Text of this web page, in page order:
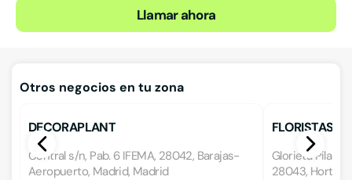
Llamar ahora
Otros negocios en tu zona
DECORAPLANT
Central s/n, Pab. 6 IFEMA, 28042, Barajas-
Aeropuerto, Madrid, Madrid
FLORISTAS
Glorieta Pilar
28043,